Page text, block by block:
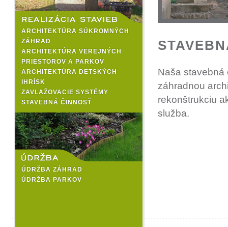
ARCHITEKTÚRA SÚKROMNÝCH
ZÁHRAD
ARCHITEKTÚRA VEREJNÝCH
PRIESTOROV A PARKOV
ARCHITEKTÚRA DETSKÝCH
IHRÍSK
ZAVLAŽOVACIE SYSTÉMY
STAVEBNÁ ČINNOSŤ
ÚDRŽBA ZÁHRAD
ÚDRŽBA PARKOV
Naša
záhradnou
rekonštrukciu
služba.